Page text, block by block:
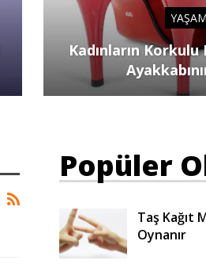
YAŞAM
Kadınların Korkulu
Popüler
Taş Kağıt
Oynanır